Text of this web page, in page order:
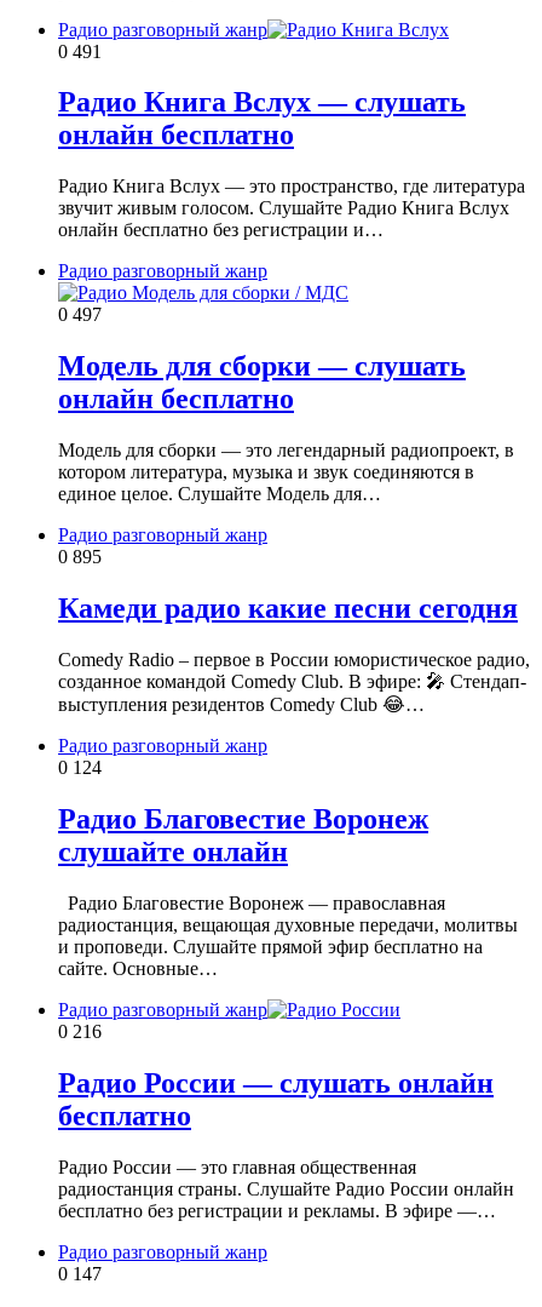
Радио разговорный жанр
0 491
Радио Книга Вслух — слушать
онлайн бесплатно
Радио Книга Вслух — это пространство, где литература
звучит живым голосом. Слушайте Радио Книга Вслух
онлайн бесплатно без регистрации и…
Радио разговорный жанр
0 497
Модель для сборки — слушать
онлайн бесплатно
Модель для сборки — это легендарный радиопроект, в
котором литература, музыка и звук соединяются в
единое целое. Слушайте Модель для…
Радио разговорный жанр
0 895
Камеди радио какие песни сегодня
Comedy Radio – первое в России юмористическое радио,
созданное командой Comedy Club. В эфире: 🎤 Стендап-
выступления резидентов Comedy Club 😂…
Радио разговорный жанр
0 124
Радио Благовестие Воронеж
слушайте онлайн
Радио Благовестие Воронеж — православная
радиостанция, вещающая духовные передачи, молитвы
и проповеди. Слушайте прямой эфир бесплатно на
сайте. Основные…
Радио разговорный жанр
0 216
Радио России — слушать онлайн
бесплатно
Радио России — это главная общественная
радиостанция страны. Слушайте Радио России онлайн
бесплатно без регистрации и рекламы. В эфире —…
Радио разговорный жанр
0 147